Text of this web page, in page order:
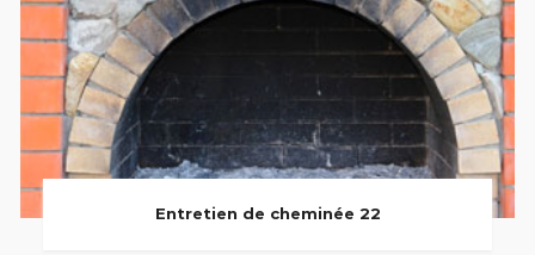
Entretien de cheminée 22